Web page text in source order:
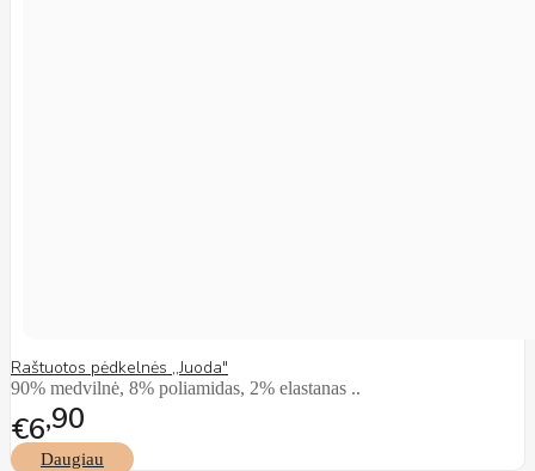
Raštuotos pėdkelnės ,,Juoda"
90% medvilnė, 8% poliamidas, 2% elastanas ..
€6 90
Daugiau